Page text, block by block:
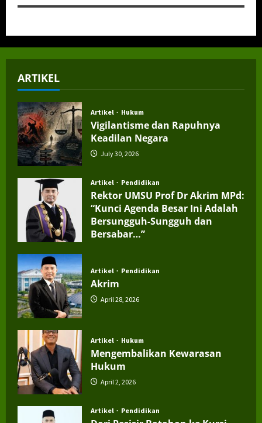
ARTIKEL
Artikel Hukum
Vigilantisme dan Rapuhnya
Keadilan Negara
July 30, 2026
Artikel Pendidikan
Rektor UMSU Prof Dr Akrim MPd:
“Kunci Agenda Besar Ini Adalah
Bersungguh-Sungguh dan
Bersabar…”
Artikel Pendidikan
Akrim
April 28, 2026
Artikel Hukum
Mengembalikan Kewarasan
Hukum
April 2, 2026
Artikel Pendidikan